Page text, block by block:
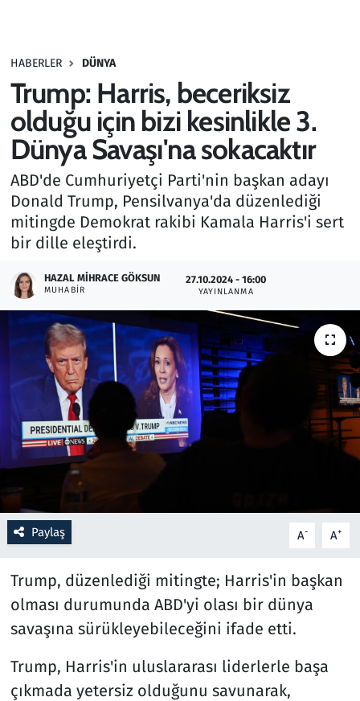
HABERLER DÜNYA
Trump: Harris, beceriksiz
olduğu için bizi kesinlikle 3.
Dünya Savaşı'na sokacaktır
ABD'de Cumhuriyetçi Parti'nin başkan adayı
Donald Trump, Pensilvanya'da düzenlediği
mitingde Demokrat rakibi Kamala Harris'i sert
bir dille eleştirdi.
HAZAL MIHRACE GÖKSUN
MUHABIR
27.10.2024 - 16:00
YAYINLANMA
Paylaş A- A+
Trump, düzenlediği mitingte; Harris'in başkan
olması durumunda ABD'yi olası bir dünya
savaşına sürükleyebileceğini ifade etti.
Trump, Harris'in uluslararası liderlerle başa
çıkmada yetersiz olduğunu savunarak,
Haber
Kültür Sanat
Kurumsal Haberler
Lezzet Durağı
Memur ve Kamu
Otomobil
Oyun
Ramazan
Resmi İlanlar
Rüya Tabirleri
Sağlık
Savunma Sanayi
Spor
Teknoloji ve Bilim
Televizyon